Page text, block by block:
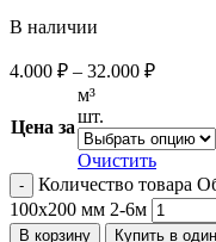
В наличии
4.000 ₽ – 32.000 ₽
Цена за
м³
шт.
Очистить
Количество товара
100х200 мм 2-6м
В корзину Купить в